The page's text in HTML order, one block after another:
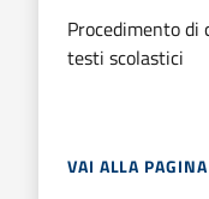
Procedimento di
testi scolastici
VAI ALLA PAGINA